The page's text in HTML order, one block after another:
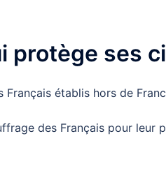
protège ses
Français établis hors de
des Français pour leur